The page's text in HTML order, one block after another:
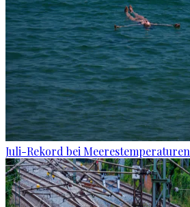
Juli-Rekord bei Meerestemperaturen